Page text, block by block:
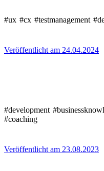
#ux #cx #testmanagement
Veröffentlicht am 24.04.2024
#development
#coaching
Veröffentlicht am 23.08.2023